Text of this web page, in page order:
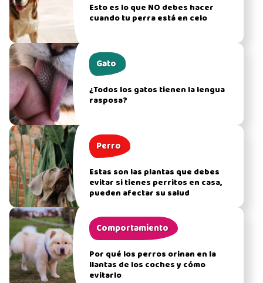
Esto es lo que NO debes hacer
cuando tu perra está en celo
Gato
¿Todos los gatos tienen la lengua
rasposa?
Perro
Estas son las plantas que debes
evitar si tienes perritos en casa,
pueden afectar su salud
Comportamiento
Por qué los perros orinan en la
llantas de los coches y cómo
evitarlo